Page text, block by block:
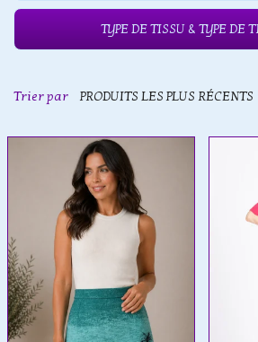
TYPE DE TISSU & TYPE DE
Trier par PRODUITS LES PLUS RÉCENTS